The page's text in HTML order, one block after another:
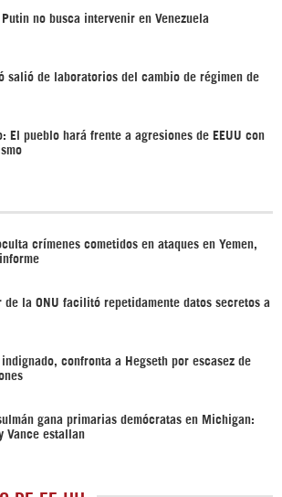
Putin no busca intervenir en Venezuela
salió de laboratorios del cambio de régimen de
El pueblo hará frente a agresiones de EEUU con
crímenes cometidos en ataques en Yemen,
de la ONU facilitó repetidamente datos secretos a
indignado, confronta a Hegseth por escasez de
gana primarias demócratas en Michigan:
Vance estallan